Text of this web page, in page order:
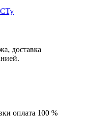
доставка
оплата 100 %